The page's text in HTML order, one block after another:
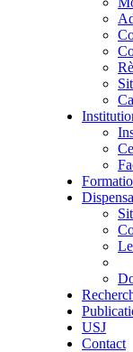
USJ
Contact